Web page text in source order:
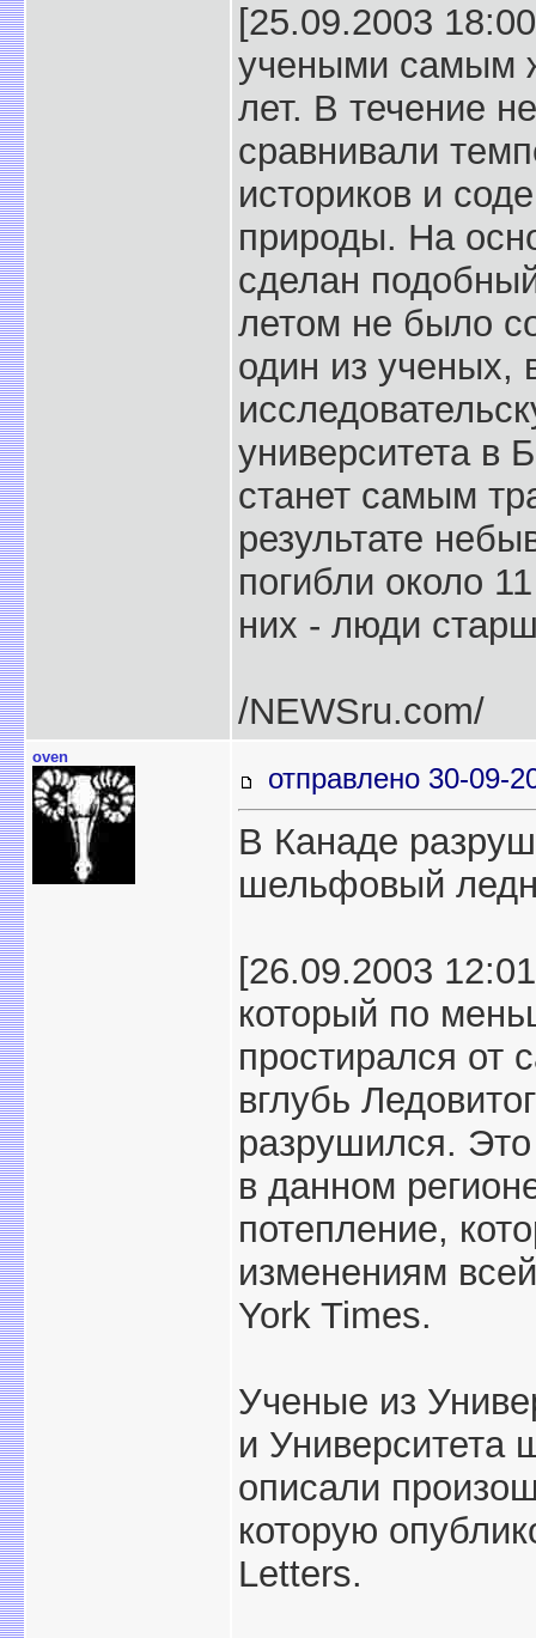
[25.09.2003
учеными самым
лет. В течение
сравнивали
историков и
природы. На
сделан
летом не было
один из ученых,
университета в
станет самым
результате
погибли около
них - люди
/NEWSru.com/
oven
отправлено 30-09-
В Канаде
шельфовый
[26.09.2003
который по
простирался от
вглубь
разрушился.
в данном
потепление,
изменениям
York Times.
Ученые из
и Университета
описали
которую
Letters.